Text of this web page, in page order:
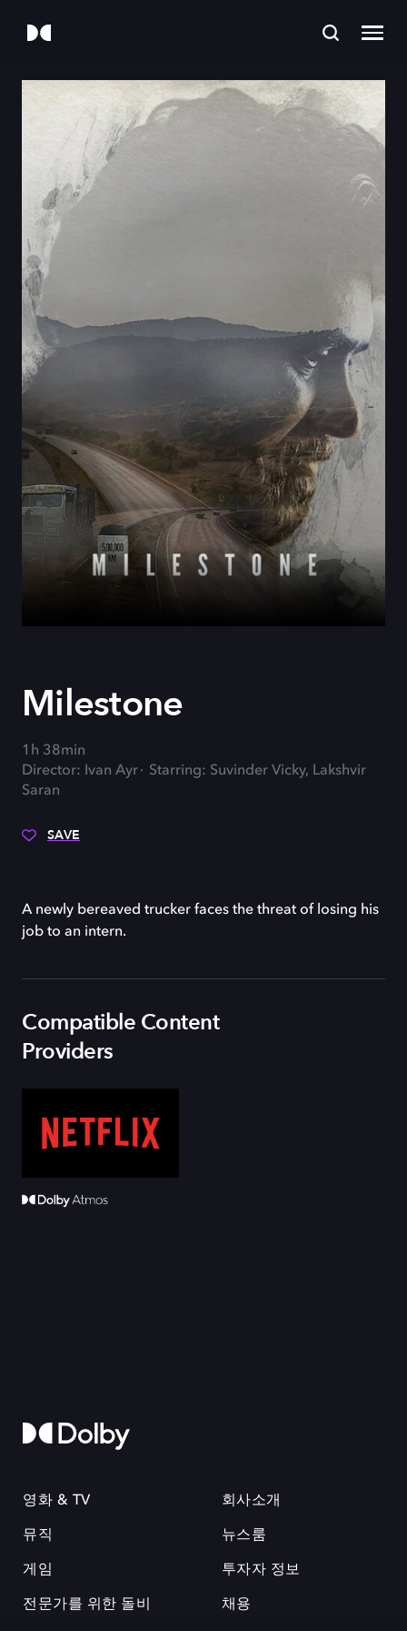
Milestone
1h 38min
Director: Ivan Ayr
Starring: Suvinder Vicky, Lakshvir
Saran
SAVE
A newly bereaved trucker faces the threat of losing his
job to an intern.
Compatible Content
Providers
영화 & TV
뮤직
게임
전문가를 위한 돌비
회사소개
뉴스룸
투자자 정보
채용